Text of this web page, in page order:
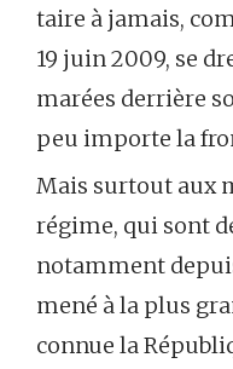
taire à jamais,
19 juin 2009, se
marées derrière
peu importe la
Mais surtout aux
régime, qui sont
notamment
mené à la plus
connue la